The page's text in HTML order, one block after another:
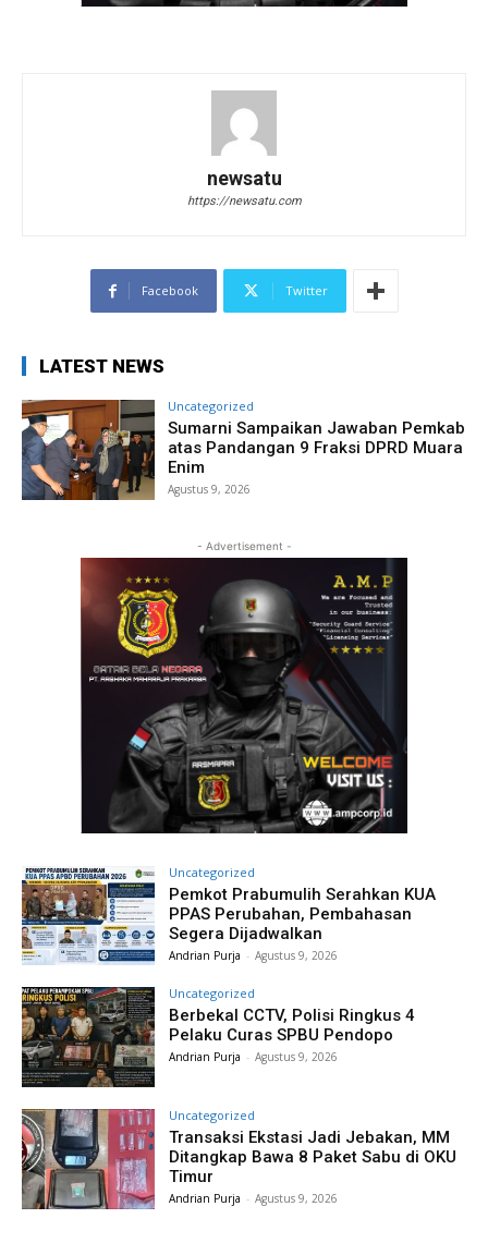
newsatu
https://newsatu.com
Facebook Twitter
LATEST NEWS
Uncategorized
Sumarni Sampaikan Jawaban Pemkab
atas Pandangan 9 Fraksi DPRD Muara
Enim
Agustus 9, 2026
- Advertisement -
Uncategorized
Pemkot Prabumulih Serahkan KUA
PPAS Perubahan, Pembahasan
Segera Dijadwalkan
Andrian Purja - Agustus 9, 2026
Uncategorized
Berbekal CCTV, Polisi Ringkus 4
Pelaku Curas SPBU Pendopo
Andrian Purja - Agustus 9, 2026
Uncategorized
Transaksi Ekstasi Jadi Jebakan, MM
Ditangkap Bawa 8 Paket Sabu di OKU
Timur
Andrian Purja - Agustus 9, 2026